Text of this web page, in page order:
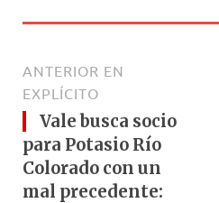
ANTERIOR EN
EXPLÍCITO
Vale busca socio
para Potasio Río
Colorado con un
mal precedente: